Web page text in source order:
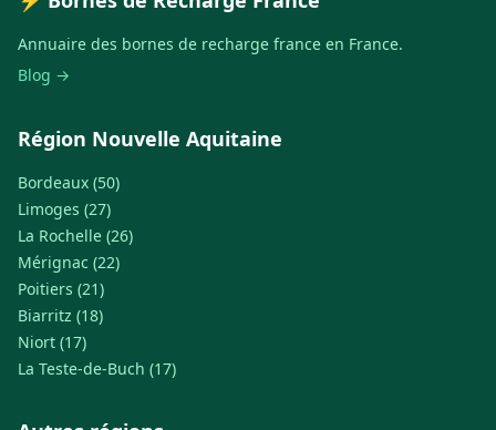
Annuaire des bornes de recharge france en France.
Blog →
Région Nouvelle Aquitaine
Bordeaux (50)
Limoges (27)
La Rochelle (26)
Mérignac (22)
Poitiers (21)
Biarritz (18)
Niort (17)
La Teste-de-Buch (17)